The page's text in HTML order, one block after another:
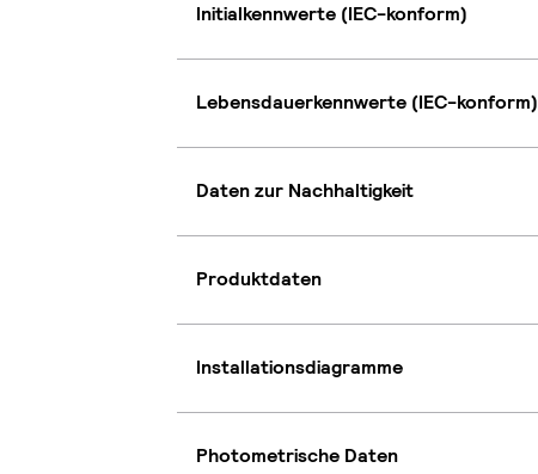
Initialkennwerte (IEC-konform)
Lebensdauerkennwerte (IEC-konform)
Daten zur Nachhaltigkeit
Produktdaten
Installationsdiagramme
Photometrische Daten